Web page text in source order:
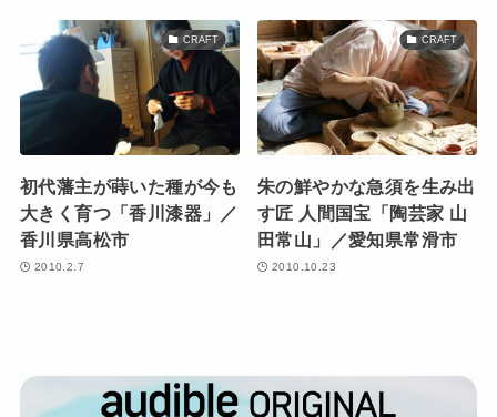
CRAFT
初代藩主が蒔いた種が今も
大きく育つ「香川漆器」／
香川県高松市
2010.2.7
CRAFT
朱の鮮やかな急須を生み出
す匠 人間国宝「陶芸家 山
田常山」／愛知県常滑市
2010.10.23